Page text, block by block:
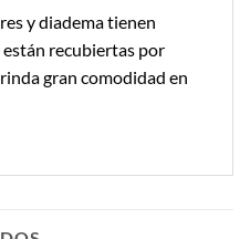
y diadema tienen
recubiertas por
gran comodidad en